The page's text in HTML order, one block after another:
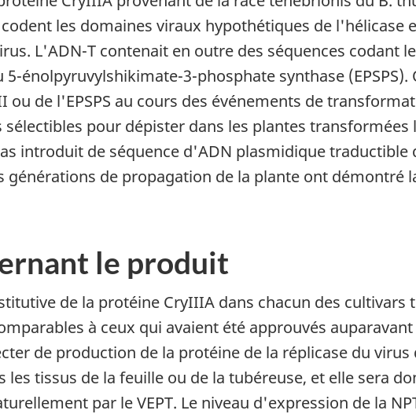
codent les domaines viraux hypothétiques de l'hélicase
L'ADN-T contenait en outre des séquences codant
énolpyruvylshikimate-3-phosphate synthase
ou de l'EPSPS au cours des événements de
pour dépister dans les plantes transformées
introduit de séquence d'ADN plasmidique traductible
générations de propagation de la plante ont démontré
le produit
de la protéine CryIIIA dans chacun des cultivars
à ceux qui avaient été approuvés
de production de la protéine de la réplicase du virus
les tissus de la feuille ou de la tubéreuse, et elle sera
par le VEPT. Le niveau d'expression de la